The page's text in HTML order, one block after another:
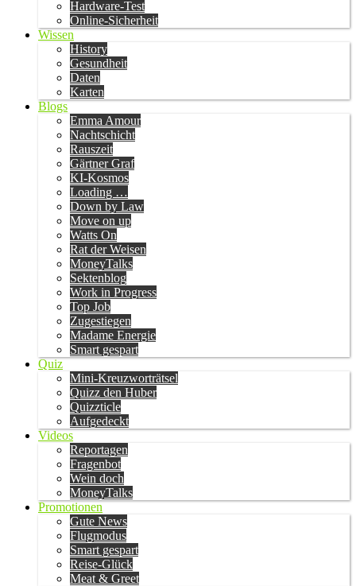
Hardware-Test
Online-Sicherheit
Wissen
History
Gesundheit
Daten
Karten
Blogs
Emma Amour
Nachtschicht
Rauszeit
Gärtner Graf
KI-Kosmos
Loading …
Down by Law
Move on up
Watts On
Rat der Weisen
MoneyTalks
Sektenblog
Work in Progress
Top Job
Zugestiegen
Madame Energie
Smart gespart
Quiz
Mini-Kreuzworträtsel
Quizz den Huber
Quizzticle
Aufgedeckt
Videos
Reportagen
Fragenbot
Wein doch
MoneyTalks
Promotionen
Gute News
Flugmodus
Smart gespart
Reise-Glück
Meat & Greet